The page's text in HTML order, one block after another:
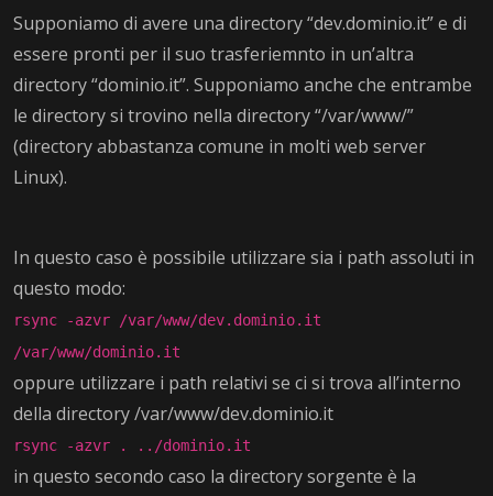
Supponiamo di avere una directory “dev.dominio.it” e di
essere pronti per il suo trasferiemnto in un’altra
directory “dominio.it”. Supponiamo anche che entrambe
le directory si trovino nella directory “/var/www/”
(directory abbastanza comune in molti web server
Linux).
In questo caso è possibile utilizzare sia i path assoluti in
questo modo:
rsync -azvr /var/www/dev.dominio.it
/var/www/dominio.it
oppure utilizzare i path relativi se ci si trova all’interno
della directory /var/www/dev.dominio.it
rsync -azvr . ../dominio.it
in questo secondo caso la directory sorgente è la